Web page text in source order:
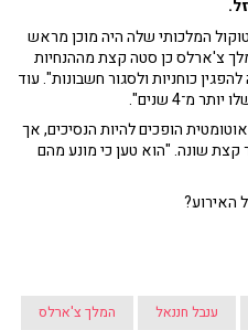
המלכותי שלה היה מוכן מראש
צ'ארלס כן סטה קצת מההנחיות
כוחניות ולסגור חשבונות". עוד
מ־4 שנים".
הופכים להיות הנסיכים, אך
קצת שונה. "הוא טען כי מונע מהם
האירוע?
ענבל חננאל המלך צ'ארלס